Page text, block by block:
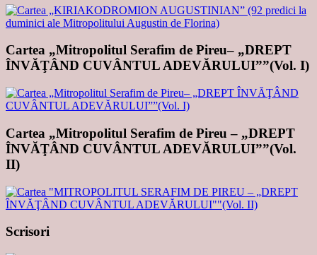
Cartea „Mitropolitul Serafim de Pireu– „DREPT
ÎNVĂŢÂND CUVÂNTUL ADEVĂRULUI””(Vol. I)
Cartea „Mitropolitul Serafim de Pireu – „DREPT
ÎNVĂŢÂND CUVÂNTUL ADEVĂRULUI””(Vol.
II)
Scrisori